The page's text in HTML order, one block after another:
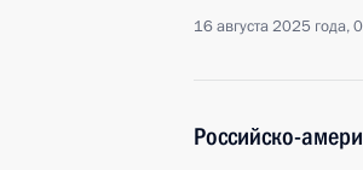
16 августа 2025 года,
Российско-